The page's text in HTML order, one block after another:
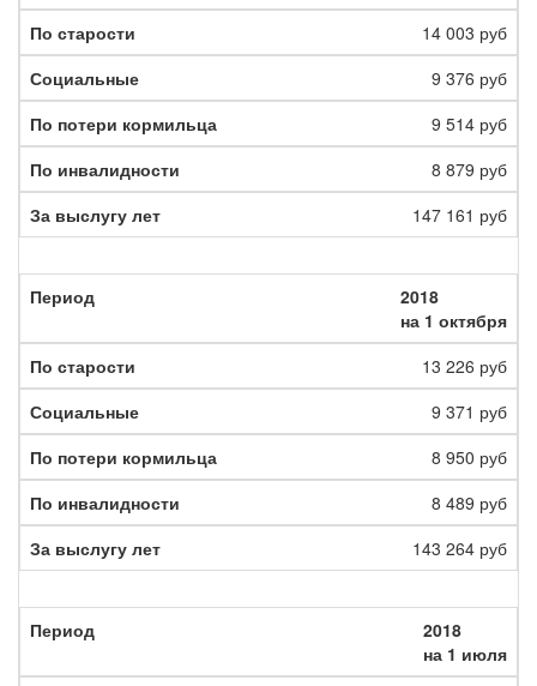
14 003 руб
9 376 руб
9 514 руб
8 879 руб
147 161 руб
2018
на 1 октября
13 226 руб
9 371 руб
8 950 руб
8 489 руб
143 264 руб
2018
на 1 июля